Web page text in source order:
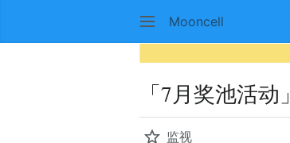
Mooncell
「7月奖池活
监视